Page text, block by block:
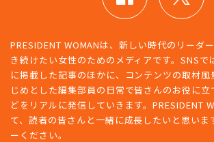
PRESIDENT WOMANは、新しい時代のリーダ
き続けたい女性のためのメディアです。SNSで
に掲載した記事のほかに、コンテンツの取材風
じめとした編集部員の日常で皆さんのお役に
どをリアルに発信していきます。PRESIDENT
て、読者の皆さんと一緒に成長したいと思いま
ーください。